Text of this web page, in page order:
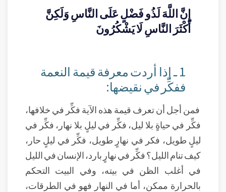
إِنَّ اللَّهَ لَذُو فَضْلٍ عَلَى النَّاسِ وَلَكِنَّ
أَكْثَرَ النَّاسِ لَا يَشْكُرُونَ
1 ـ إذا أردت معرفة قيمة النعمة
ففكِّر في نقيضها:
فمن أجل أن تعرف قيمة هذه الآية فكِّر في خلافها،
فكِّر في حياةٍ بلا ليل، فكِّر في ليلٍ بلا نهار، فكِّر في
ليلٍ طويل، فكر في نهارٍ طويل، فكِّر في ليلٍ حار،
كيف تنام الليل؟ فكِّر في نهارٍ بارد، الإنسان في الليل
في أغلب الظن في بيته، وفي البيت التحكم
بالحرارة ممكن، أما في النهار فهو في الطرقات،